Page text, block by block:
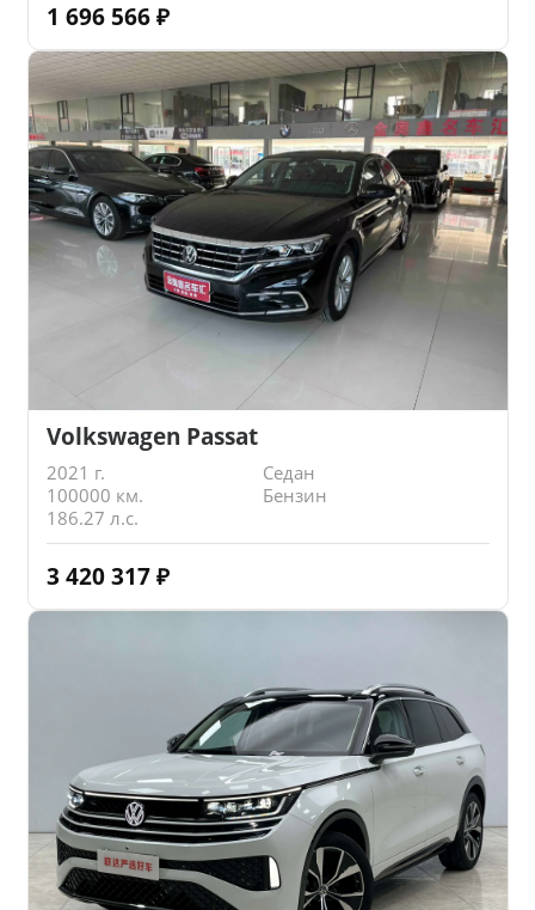
1 696 566 ₽
Volkswagen Passat
2021 г.
Седан
100000 км.
Бензин
186.27 л.с.
3 420 317 ₽